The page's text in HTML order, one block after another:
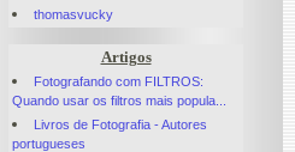
thomasvucky
Artigos
Fotografando com FILTROS:
Quando usar os filtros mais popula...
Livros de Fotografia - Autores
portugueses